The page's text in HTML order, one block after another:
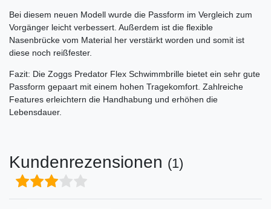
Bei diesem neuen Modell wurde die Passform im Vergleich zum
Vorgänger leicht verbessert. Außerdem ist die flexible
Nasenbrücke vom Material her verstärkt worden und somit ist
diese noch reißfester.
Fazit: Die Zoggs Predator Flex Schwimmbrille bietet ein sehr gute
Passform gepaart mit einem hohen Tragekomfort. Zahlreiche
Features erleichtern die Handhabung und erhöhen die
Lebensdauer.
Kundenrezensionen (1)